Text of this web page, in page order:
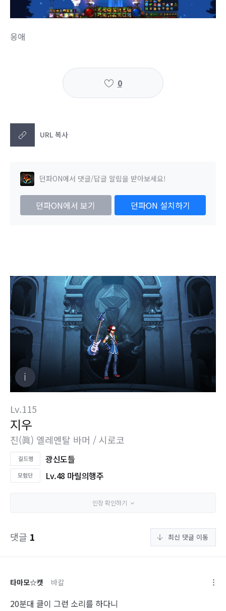
응애
0
URL 복사
던파ON에서 댓글/답글 알림을 받아보세요!
던파ON에서 보기 던파ON 설치하기
Lv.115
지우
진(眞) 엘레멘탈 바머 / 시로코
광신도들
Lv.48 마릴의행주
인장 확인하기
댓글 1 최신 댓글 이동
타마모☆캣 바칼
20분대 클이 그런 소리를 하다니